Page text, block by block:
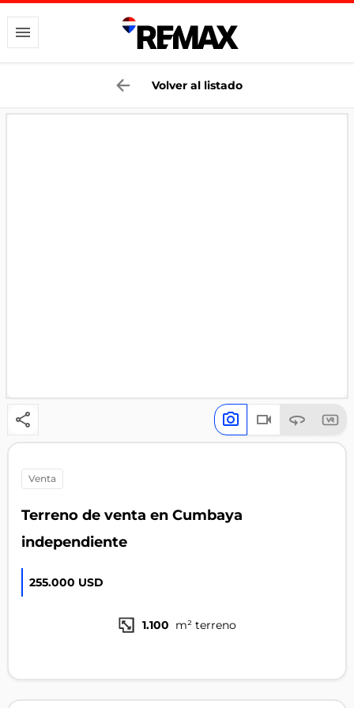
Volver al listado
venta
Terreno de venta en Cumbaya
independiente
255.000 USD
1.100 m² terreno